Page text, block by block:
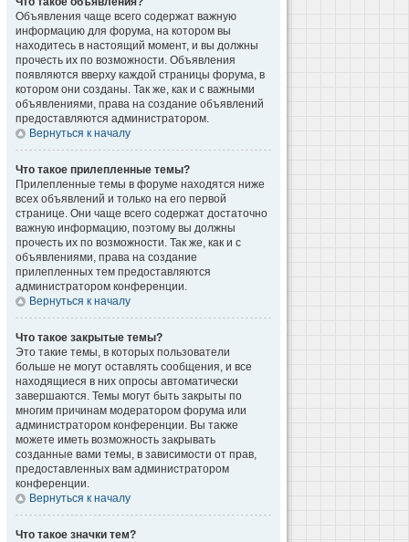
Объявления чаще всего содержат важную
информацию для форума, на котором вы
находитесь в настоящий момент, и вы должны
прочесть их по возможности. Объявления
появляются вверху каждой страницы форума, в
котором они созданы. Так же, как и с важными
объявлениями, права на создание объявлений
предоставляются администратором.
Вернуться к началу
Что такое прилепленные темы?
Прилепленные темы в форуме находятся ниже
всех объявлений и только на его первой
странице. Они чаще всего содержат достаточно
важную информацию, поэтому вы должны
прочесть их по возможности. Так же, как и с
объявлениями, права на создание
прилепленных тем предоставляются
администратором конференции.
Вернуться к началу
Что такое закрытые темы?
Это такие темы, в которых пользователи
больше не могут оставлять сообщения, и все
находящиеся в них опросы автоматически
завершаются. Темы могут быть закрыты по
многим причинам модератором форума или
администратором конференции. Вы также
можете иметь возможность закрывать
созданные вами темы, в зависимости от прав,
предоставленных вам администратором
конференции.
Вернуться к началу
Что такое значки тем?